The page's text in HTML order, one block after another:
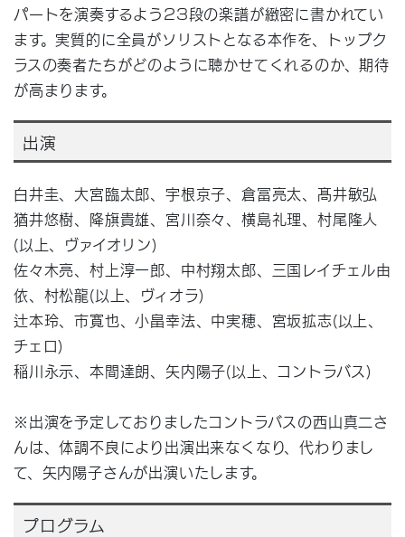
パートを演奏するよう23段の楽譜が緻密に書かれてい
ます。実質的に全員がソリストとなる本作を、トップク
ラスの奏者たちがどのように聴かせてくれるのか、期待
が高まります。
出演
白井圭、大宮臨太郎、宇根京子、倉冨亮太、髙井敏弘
猶井悠樹、降旗貴雄、宮川奈々、横島礼理、村尾隆人
(以上、ヴァイオリン)
佐々木亮、村上淳一郎、中村翔太郎、三国レイチェル由
依、村松龍(以上、ヴィオラ)
辻󠄀本玲、市寛也、小畠幸法、中実穂、宮坂拡志(以上、
チェロ)
稲川永示、本間達朗、矢内陽子(以上、コントラバス)
※出演を予定しておりましたコントラバスの西山真二さ
んは、体調不良により出演出来なくなり、代わりまし
て、 矢内陽子さんが出演いたします。
プログラム